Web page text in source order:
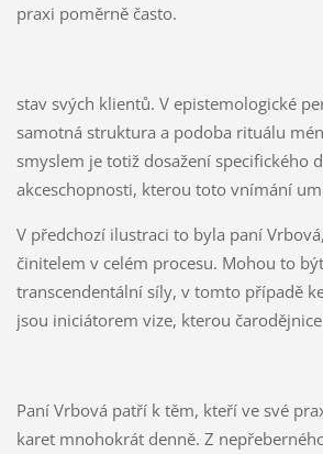
praxi poměrně často.
stav svých klientů. V epistemologické
samotná struktura a podoba rituálu
smyslem je totiž dosažení specifického
akceschopnosti, kterou toto vnímání
V předchozí ilustraci to byla paní
činitelem v celém procesu. Mohou to
transcendentální síly, v tomto případě
jsou iniciátorem vize, kterou
Paní Vrbová patří k těm, kteří ve své
karet mnohokrát denně. Z